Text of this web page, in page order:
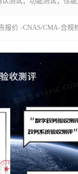
报价 -CNAS/CMA-合规